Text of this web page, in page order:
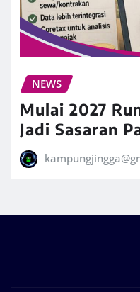
NEWS
Mulai 2027
Jadi Sasaran